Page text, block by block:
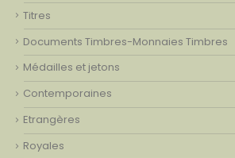
Titres
Documents Timbres-Monnaies Timbres
Médailles et jetons
Contemporaines
Etrangères
Royales